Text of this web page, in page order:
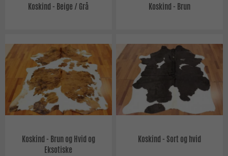
Koskind - Beige / Grå Koskind - Brun
Koskind - Brun og Hvid og
Eksotiske
Koskind - Sort og hvid